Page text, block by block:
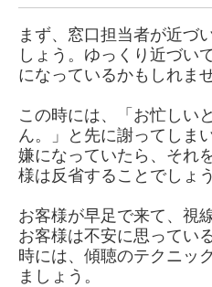
まず、窓口担当者が近づ
しょう。ゆっくり近づい
になっているかもしれませ
この時には、「お忙しい
ん。」と先に謝ってしま
嫌になっていたら、それ
様は反省することでしょう
お客様が早足で来て、視
お客様は不安に思ってい
時には、傾聴のテクニッ
ましょう。